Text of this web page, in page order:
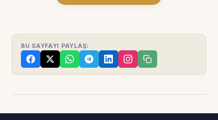
BU SAYFAYI PAYLAŞ: